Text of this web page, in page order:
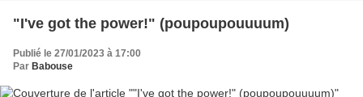
"I've got the power!" (poupoupouuuum)
Publié le 27/01/2023 à 17:00
Par Babouse